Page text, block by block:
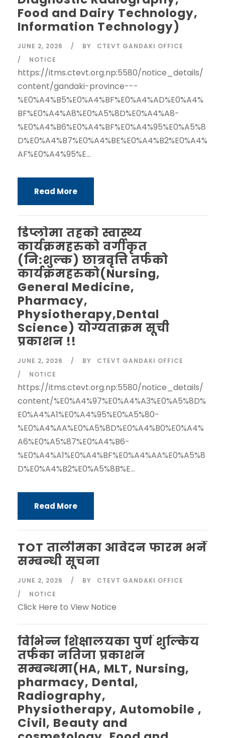
Food and Dairy Technology,
Information Technology)
JUNE 2, 2026 BY
CTEVT GANDAKI OFFICE
NOTICE
https://itms.ctevt.org.np:5580/notice_details/
content/gandaki-province---
%E0%A4%B5%E0%A4%BF%E0%A4%AD%E0%A4%
BF%E0%A4%A8%E0%A5%8D%E0%A4%A8-
%E0%A4%B6%E0%A4%BF%E0%A4%95%E0%A5%8
D%E0%A4%B7%E0%A4%BE%E0%A4%B2%E0%A4%
AF%E0%A4%95%E...
Read More
डिप्लोमा तहको स्वास्थ्य
कार्यक्रमहरुको वर्गीकृत
(नि:शुल्क) छात्रवृत्ति तर्फको
कार्यक्रमहरुको(Nursing,
General Medicine,
Pharmacy,
Physiotherapy,Dental
Science) योग्यताक्रम सूची
प्रकाशन !!
JUNE 2, 2026 BY
CTEVT GANDAKI OFFICE
NOTICE
https://itms.ctevt.org.np:5580/notice_details/
content/%E0%A4%97%E0%A4%A3%E0%A5%8D%
E0%A4%A1%E0%A4%95%E0%A5%80-
%E0%A4%AA%E0%A5%8D%E0%A4%B0%E0%A4%
A6%E0%A5%87%E0%A4%B6-
%E0%A4%A1%E0%A4%BF%E0%A4%AA%E0%A5%8
D%E0%A4%B2%E0%A5%8B%E...
Read More
TOT तालीमका आवेदन फारम भर्ने
सम्बन्धी सूचना
JUNE 2, 2026 BY
CTEVT GANDAKI OFFICE
NOTICE
Click Here to View Notice
विभिन्न शिक्षालयका पुर्ण शुल्किय
तर्फका नतिजा प्रकाशन
सम्बन्धमा(HA, MLT, Nursing,
pharmacy, Dental,
Radiography,
Physiotherapy, Automobile ,
Civil, Beauty and